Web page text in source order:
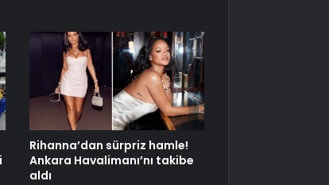
Rihanna’dan sürpriz hamle!
Ankara Havalimanı’nı takibe
aldı